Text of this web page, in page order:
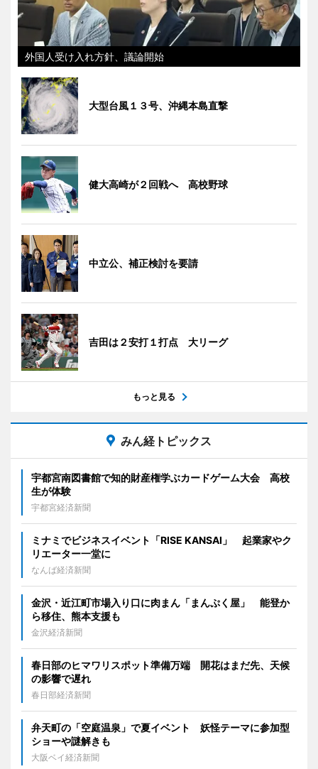
外国人受け入れ方針、議論開始
大型台風１３号、沖縄本島直撃
健大高崎が２回戦へ 高校野球
中立公、補正検討を要請
吉田は２安打１打点 大リーグ
もっと見る
みん経トピックス
宇都宮南図書館で知的財産権学ぶカードゲーム大会 高校
生が体験
宇都宮経済新聞
ミナミでビジネスイベント「RISE KANSAI」 起業家やク
リエーター一堂に
なんば経済新聞
金沢・近江町市場入り口に肉まん「まんぷく屋」 能登か
ら移住、熊本支援も
金沢経済新聞
春日部のヒマワリスポット準備万端 開花はまだ先、天候
の影響で遅れ
春日部経済新聞
弁天町の「空庭温泉」で夏イベント 妖怪テーマに参加型
ショーや謎解きも
大阪ベイ経済新聞